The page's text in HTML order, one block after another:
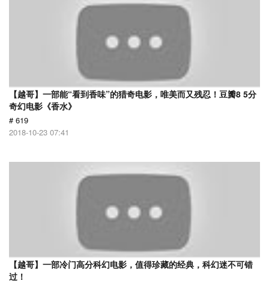
【越哥】一部能“看到香味”的猎奇电影，唯美而又残忍！豆瓣8 5分
奇幻电影《香水》
# 619
2018-10-23 07:41
【越哥】一部冷门高分科幻电影，值得珍藏的经典，科幻迷不可错
过！